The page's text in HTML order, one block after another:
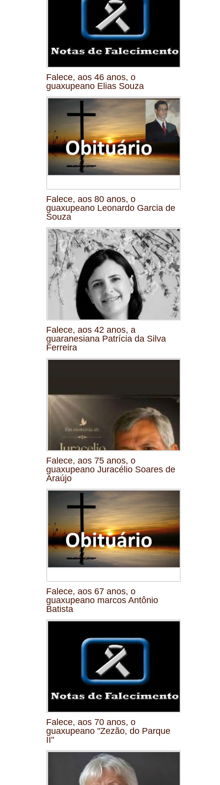
Falece, aos 46 anos, o
guaxupeano Elias Souza
Falece, aos 80 anos, o
guaxupeano Leonardo Garcia de
Souza
Falece, aos 42 anos, a
guaranesiana Patrícia da Silva
Ferreira
Falece, aos 75 anos, o
guaxupeano Juracélio Soares de
Araújo
Falece, aos 67 anos, o
guaxupeano marcos Antônio
Batista
Falece, aos 70 anos, o
guaxupeano "Zezão, do Parque
II"